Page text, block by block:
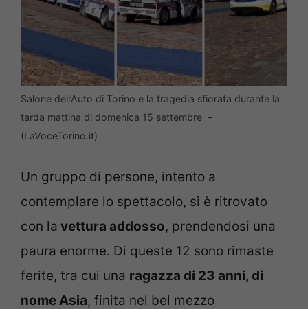
Salone dell’Auto di Torino e la tragedia sfiorata durante la
tarda mattina di domenica 15 settembre –
(LaVoceTorino.it)
Un gruppo di persone, intento a
contemplare lo spettacolo, si è ritrovato
con la vettura addosso, prendendosi una
paura enorme. Di queste 12 sono rimaste
ferite, tra cui una ragazza di 23 anni, di
nome Asia, finita nel bel mezzo